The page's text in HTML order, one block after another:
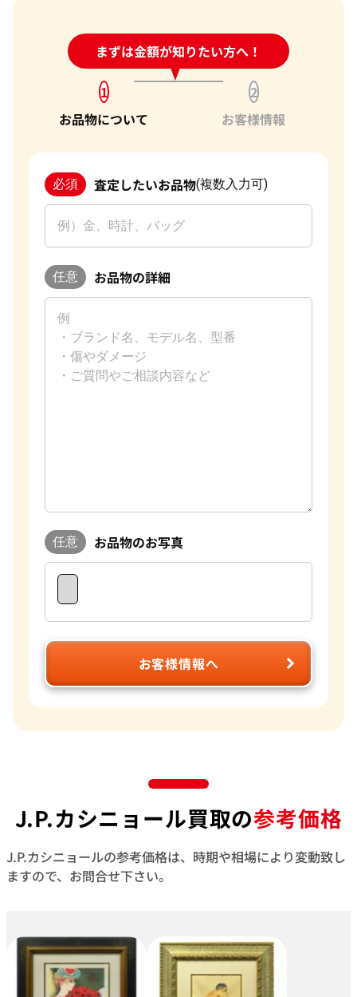
まずは金額が知りたい方へ！
24時間受付中!問い合わせフォーム
1
お品物について
2
お客様情報
必須 査定したいお品物(複数入力可)
任意 お品物の詳細
任意 お品物のお写真
お客様情報へ
J.P.カシニョール買取の参考価格
J.P.カシニョールの参考価格は、時期や相場により変動致し
ますので、お問合せ下さい。